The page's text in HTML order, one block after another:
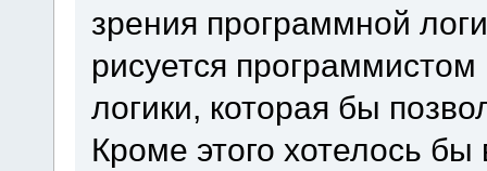
зрения программной
рисуется
логики, которая бы
Кроме этого хотелось